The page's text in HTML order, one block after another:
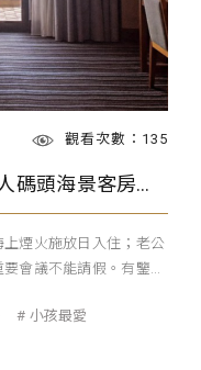
觀看次數：135
May執念與直唸 - 福容淡水漁人碼頭海景客房，專屬陽台欣賞煙火璀璨
煙火施放日入住；老公
會議不能請假。有鑒...
小孩最愛